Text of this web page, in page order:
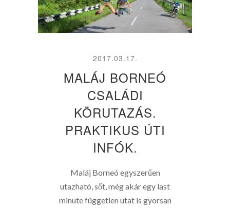
2017.03.17.
MALÁJ BORNEÓ
CSALÁDI
KÖRUTAZÁS.
PRAKTIKUS ÚTI
INFÓK.
Maláj Borneó egyszerűen
utazható, sőt, még akár egy last
minute független utat is gyorsan